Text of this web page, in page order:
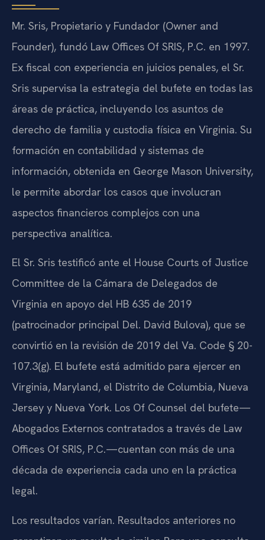
Mr. Sris, Propietario y Fundador (Owner and
Founder), fundó Law Offices Of SRIS, P.C. en 1997.
Ex fiscal con experiencia en juicios penales, el Sr.
Sris supervisa la estrategia del bufete en todas las
áreas de práctica, incluyendo los asuntos de
derecho de familia y custodia física en Virginia. Su
formación en contabilidad y sistemas de
información, obtenida en George Mason University,
le permite abordar los casos que involucran
aspectos financieros complejos con una
perspectiva analítica.
El Sr. Sris testificó ante el House Courts of Justice
Committee de la Cámara de Delegados de
Virginia en apoyo del HB 635 de 2019
(patrocinador principal Del. David Bulova), que se
convirtió en la revisión de 2019 del Va. Code § 20-
107.3(g). El bufete está admitido para ejercer en
Virginia, Maryland, el Distrito de Columbia, Nueva
Jersey y Nueva York. Los Of Counsel del bufete—
Abogados Externos contratados a través de Law
Offices Of SRIS, P.C.—cuentan con más de una
década de experiencia cada uno en la práctica
legal.
Los resultados varían. Resultados anteriores no